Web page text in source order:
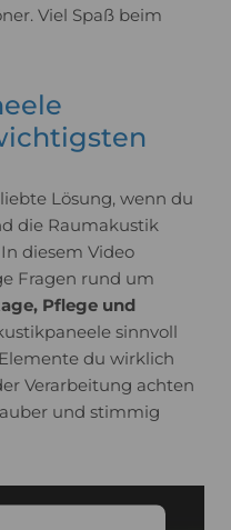
Viel Spaß beim
Lösung, wenn du
die Raumakustik
diesem Video
Fragen rund um
Pflege und
sinnvoll
du wirklich
Verarbeitung achten
und stimmig